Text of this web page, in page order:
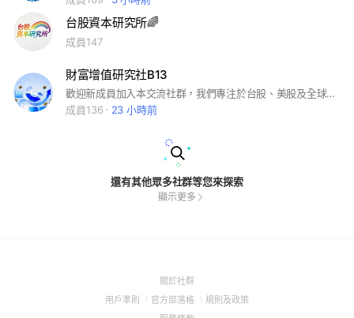
台股資本研究所🌈
成員147
財富增值研究社B13
歡迎新成員加入本交流社群，我們專注於台股、美股及全球市場趨勢分析，這裡聚集了來自不同領域的投資愛好者，一起研究產業趨勢、企業價值與市場機會，透過理性討論與資訊分享，協助每位成員提升市場判斷能力，共同成長，打造穩健的財富增長之路。
成員136
23 小時前
還有其他眾多社群等您來探索
顯示更多
關於社群(Open
用戶準則
(Open
官方部落格
(Open
規則及政策(Open